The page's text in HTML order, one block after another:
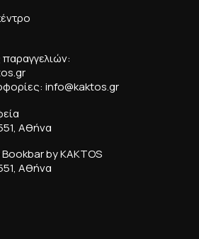
info@kaktos.gr
Αθήνα
by KAKTOS
Αθήνα